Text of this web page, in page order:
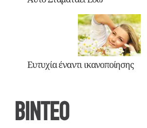
Ευτυχία έναντι ικανοποίησης
ΒΙΝΤΕΟ